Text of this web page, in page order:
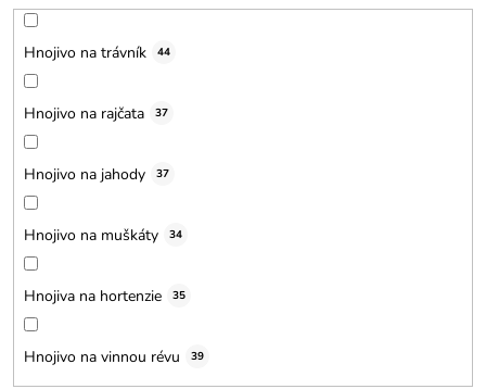
Hnojivo na trávník 44
Hnojivo na rajčata 37
Hnojivo na jahody 37
Hnojivo na muškáty 34
Hnojiva na hortenzie 35
Hnojivo na vinnou révu 39